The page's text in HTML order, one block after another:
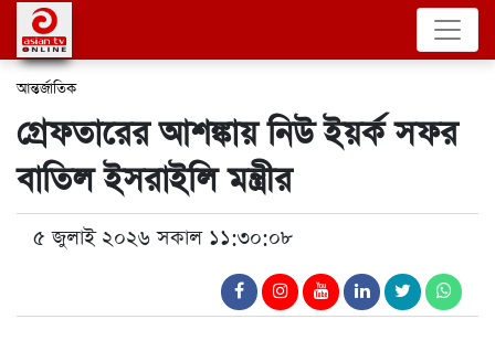
আন্তর্জাতিক
গ্রেফতারের আশঙ্কায় নিউ ইয়র্ক সফর
বাতিল ইসরাইলি মন্ত্রীর
৫ জুলাই ২০২৬ সকাল ১১:৩০:০৮